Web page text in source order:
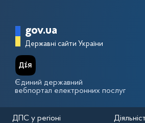
Головна сторінка
gov.ua
Державні сайти України
Єдиний державний
вебпортал електронних послуг
ДПС у регіоні